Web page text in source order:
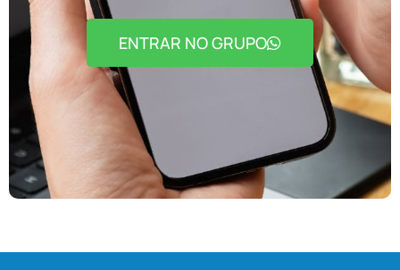
ENTRAR NO GRUPO